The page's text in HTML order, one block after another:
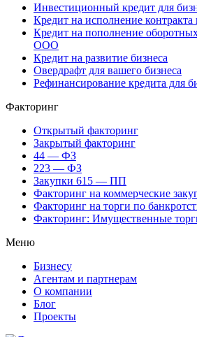
Инвестиционный кредит для
Кредит на исполнение
Кредит на пополнение
ООО
Кредит на развитие бизнеса
Овердрафт для вашего бизнеса
Рефинансирование кредита для
Факторинг
Открытый факторинг
Закрытый факторинг
44 — ФЗ
223 — ФЗ
Закупки 615 — ПП
Факторинг на коммерческие
Факторинг на торги по
Факторинг: Имущественные
Меню
Бизнесу
Агентам и партнерам
О компании
Блог
Проекты